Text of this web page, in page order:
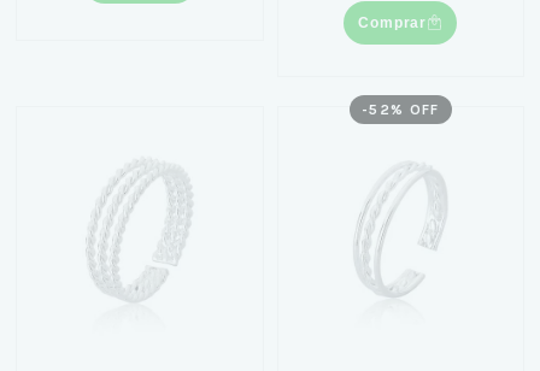
Comprar
-52 % OFF